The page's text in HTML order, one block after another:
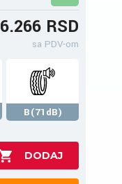
6.266 RSD
sa PDV-om
B(71dB)